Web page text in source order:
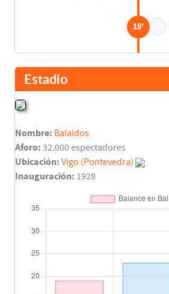
19'
58'
Estadio
Nombre: Balaídos
Aforo: 32.000 espectadores
Ubicación: Vigo (Pontevedra)
Inauguración: 1928